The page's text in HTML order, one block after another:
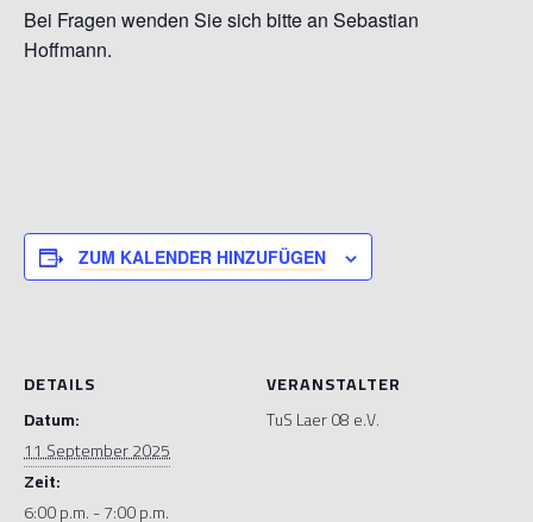
Bei Fragen wenden Sie sich bitte an Sebastian
Hoffmann.
ZUM KALENDER HINZUFÜGEN
DETAILS
Datum:
11 September 2025
Zeit:
6:00 p.m. - 7:00 p.m.
VERANSTALTER
TuS Laer 08 e.V.